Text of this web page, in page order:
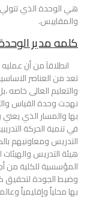
هي الوحدة الذي تتولي
والمقاييس.
كلمه مدير
انطلاقآ من أن
تعد من العناصر
والتعليم العالى خاصه
نهجت وحدة القياس
بها والمسار الذي يعني
في تنمية الحركة
التدريس ومعاونيهم
هيئة التدريس والهيئات
المؤسسية للكلية من
وضبط الجودة لتحقيق
بها محلياً وإقليمياً